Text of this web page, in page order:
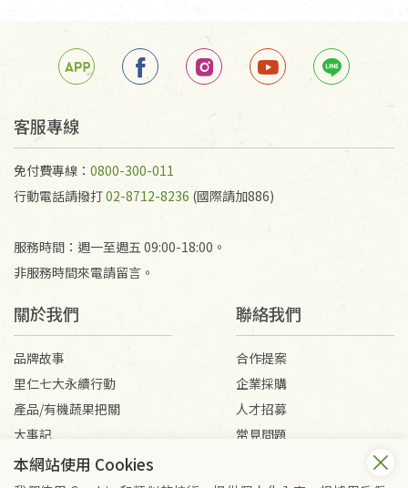
客服專線
免付費專線： 0800-300-011
行動電話請撥打02-8712-8236 (國際請加886)
服務時間：週一至週五 09:00-18:00。
非服務時間來電請留言。
關於我們
品牌故事
里仁七大永續行動
產品/有機蔬果把關
大事記
媒體報導
聯絡我們
合作提案
企業採購
人才招募
常見問題
本網站使用 Cookies